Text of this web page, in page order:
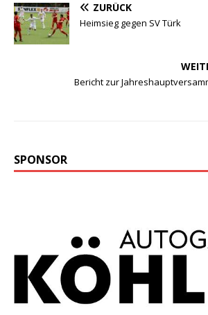
ZURÜCK
Heimsieg gegen SV Türk
Bericht zur
SPONSOR